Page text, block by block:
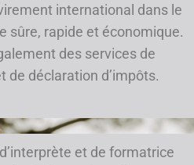
international dans le
sûre, rapide et économique.
des services de
de déclaration d’impôts.
et de formatrice